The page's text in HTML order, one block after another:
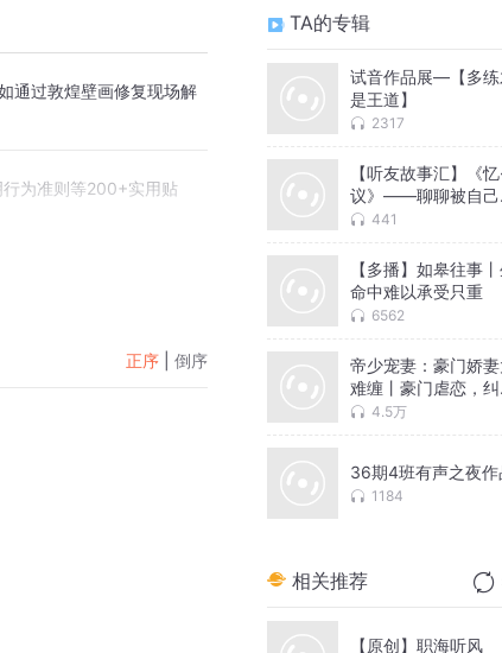
通过敦煌壁画修复现场解
为准则等200+实用贴
正序 倒序
TA的专辑
试音作品展—【多
是王道】
2317
【听友故事汇】《忆·
议》——聊聊被自己
封的往事
441
【多播】如皋往事
命中难以承受只重
6562
帝少宠妻：豪门娇妻
难缠丨豪门虐恋，纠
不休4.5万
36期4班有声之夜作
1184
相关推荐
【原创】职海听风